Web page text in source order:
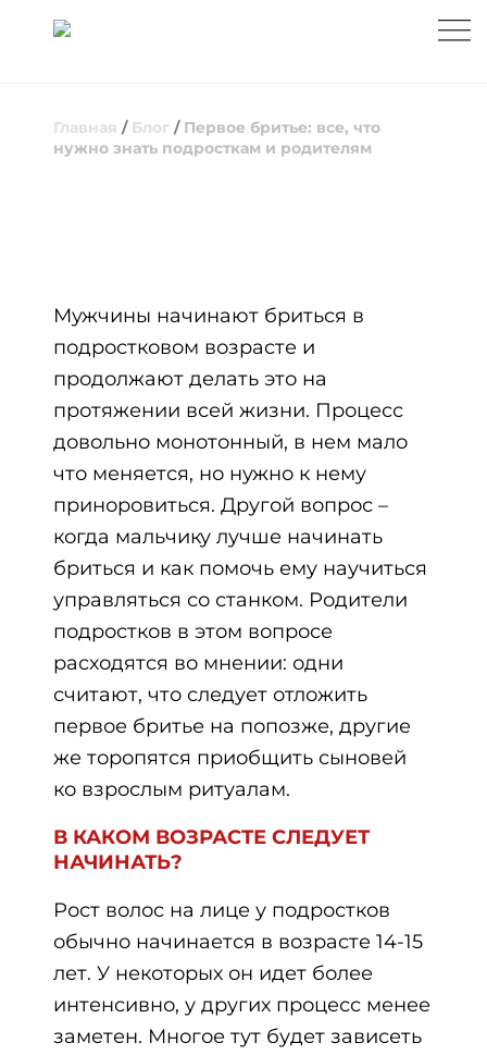
Главная / Блог / Первое бритье: все, что
нужно знать подросткам и родителям
Мужчины начинают бриться в
подростковом возрасте и
продолжают делать это на
протяжении всей жизни. Процесс
довольно монотонный, в нем мало
что меняется, но нужно к нему
приноровиться. Другой вопрос –
когда мальчику лучше начинать
бриться и как помочь ему научиться
управляться со станком. Родители
подростков в этом вопросе
расходятся во мнении: одни
считают, что следует отложить
первое бритье на попозже, другие
же торопятся приобщить сыновей
ко взрослым ритуалам.
В КАКОМ ВОЗРАСТЕ СЛЕДУЕТ
НАЧИНАТЬ?
Рост волос на лице у подростков
обычно начинается в возрасте 14-15
лет. У некоторых он идет более
интенсивно, у других процесс менее
заметен. Многое тут будет зависеть